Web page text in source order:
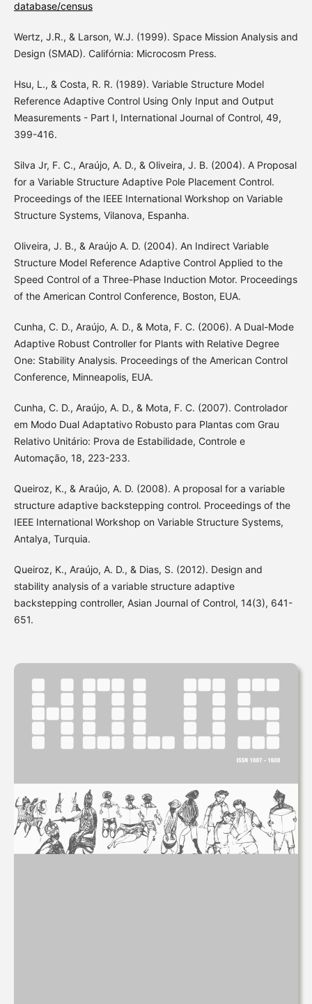
database/census
Wertz, J.R., & Larson, W.J. (1999). Space Mission Analysis and
Design (SMAD). Califórnia: Microcosm Press.
Hsu, L., & Costa, R. R. (1989). Variable Structure Model
Reference Adaptive Control Using Only Input and Output
Measurements - Part I, International Journal of Control, 49,
399-416.
Silva Jr, F. C., Araújo, A. D., & Oliveira, J. B. (2004). A Proposal
for a Variable Structure Adaptive Pole Placement Control.
Proceedings of the IEEE International Workshop on Variable
Structure Systems, Vilanova, Espanha.
Oliveira, J. B., & Araújo A. D. (2004). An Indirect Variable
Structure Model Reference Adaptive Control Applied to the
Speed Control of a Three-Phase Induction Motor. Proceedings
of the American Control Conference, Boston, EUA.
Cunha, C. D., Araújo, A. D., & Mota, F. C. (2006). A Dual-Mode
Adaptive Robust Controller for Plants with Relative Degree
One: Stability Analysis. Proceedings of the American Control
Conference, Minneapolis, EUA.
Cunha, C. D., Araújo, A. D., & Mota, F. C. (2007). Controlador
em Modo Dual Adaptativo Robusto para Plantas com Grau
Relativo Unitário: Prova de Estabilidade, Controle e
Automação, 18, 223-233.
Queiroz, K., & Araújo, A. D. (2008). A proposal for a variable
structure adaptive backstepping control. Proceedings of the
IEEE International Workshop on Variable Structure Systems,
Antalya, Turquia.
Queiroz, K., Araújo, A. D., & Dias, S. (2012). Design and
stability analysis of a variable structure adaptive
backstepping controller, Asian Journal of Control, 14(3), 641-
651.